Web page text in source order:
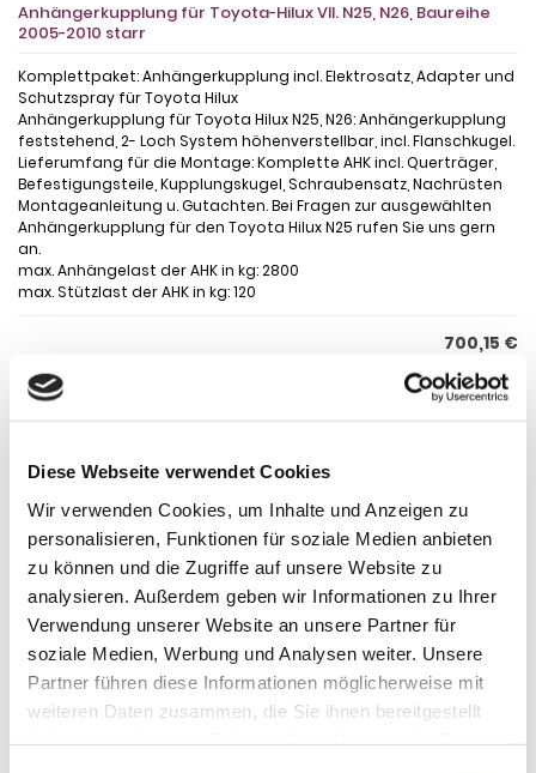
Diese Webseite verwendet Cookies
Wir verwenden Cookies, um Inhalte und Anzeigen zu
personalisieren, Funktionen für soziale Medien anbieten
zu können und die Zugriffe auf unsere Website zu
analysieren. Außerdem geben wir Informationen zu Ihrer
Verwendung unserer Website an unsere Partner für
soziale Medien, Werbung und Analysen weiter. Unsere
Partner führen diese Informationen möglicherweise mit
weiteren Daten zusammen, die Sie ihnen bereitgestellt
Anhängerkupplung für Toyota-Hilux VII. N25, N26, Baureihe
2005-2010 starr
Komplettpaket: Anhängerkupplung incl. Elektrosatz, Adapter und
Schutzspray für Toyota Hilux
Anhängerkupplung für Toyota Hilux N25, N26: Anhängerkupplung
feststehend, 2- Loch System höhenverstellbar, incl. Flanschkugel.
Lieferumfang für die Montage: Komplette AHK incl. Querträger,
Befestigungsteile, Kupplungskugel, Schraubensatz, Nachrüsten
Montageanleitung u. Gutachten. Bei Fragen zur ausgewählten
Anhängerkupplung für den Toyota Hilux N25 rufen Sie uns gern
an.
max. Anhängelast der AHK in kg: 2800
max. Stützlast der AHK in kg: 120
700,15 €
DETAILS
Anhängerkupplung für Toyota-Hilux VII. N25, N26, Baureihe
2010-2015 starr
Anhängerkupplung geeignet für Toyota-Hilux - VII. N25, N26 - 2010-
Anhängerkupplung für Toyota Hilux N25, N26,: Anhängerkupplung
feststehend, 2- Loch System höhenverstellbar, incl. Flanschkugel.